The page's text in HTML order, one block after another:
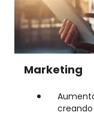
Marketing
creando